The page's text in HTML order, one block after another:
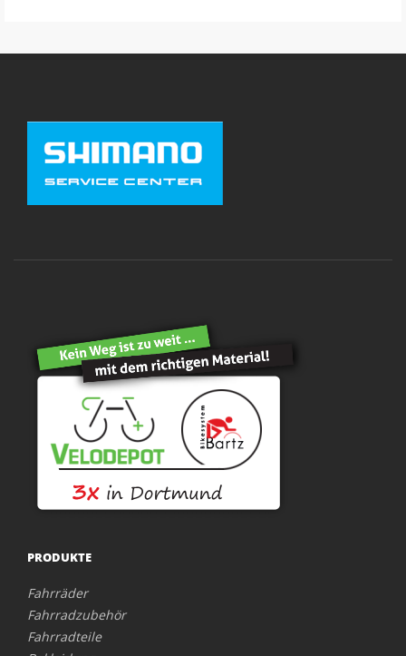
PRODUKTE
Fahrräder
Fahrradzubehör
Fahrradteile